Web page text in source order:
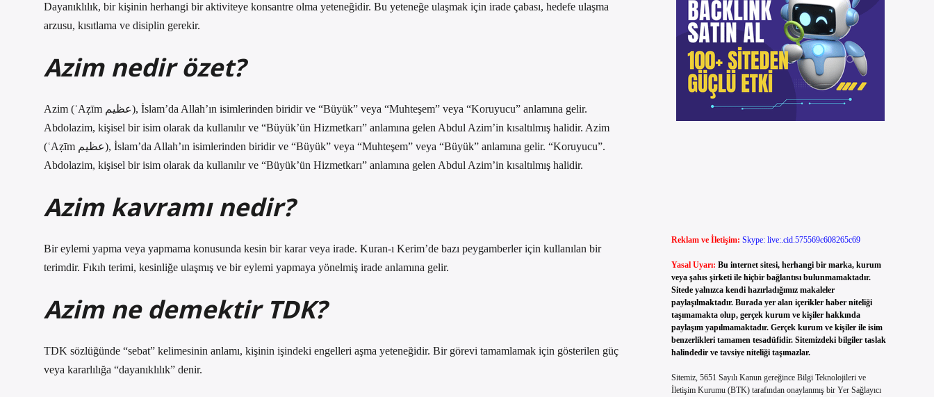
Dayanıklılık, bir kişinin herhangi bir aktiviteye konsantre olma yeteneğidir. Bu yeteneğe ulaşmak için irade çabası, hedefe ulaşma
arzusu, kısıtlama ve disiplin gerekir.
Azim nedir özet?
Azim (ʿAẓīm عظيم), İslam’da Allah’ın isimlerinden biridir ve “Büyük” veya “Muhteşem” veya “Koruyucu” anlamına gelir.
Abdolazim, kişisel bir isim olarak da kullanılır ve “Büyük’ün Hizmetkarı” anlamına gelen Abdul Azim’in kısaltılmış halidir. Azim
(ʿAẓīm عظيم), İslam’da Allah’ın isimlerinden biridir ve “Büyük” veya “Muhteşem” veya “Büyük” anlamına gelir. “Koruyucu”.
Abdolazim, kişisel bir isim olarak da kullanılır ve “Büyük’ün Hizmetkarı” anlamına gelen Abdul Azim’in kısaltılmış halidir.
Azim kavramı nedir?
Bir eylemi yapma veya yapmama konusunda kesin bir karar veya irade. Kuran-ı Kerim’de bazı peygamberler için kullanılan bir
terimdir. Fıkıh terimi, kesinliğe ulaşmış ve bir eylemi yapmaya yönelmiş irade anlamına gelir.
Azim ne demektir TDK?
TDK sözlüğünde “sebat” kelimesinin anlamı, kişinin işindeki engelleri aşma yeteneğidir. Bir görevi tamamlamak için gösterilen güç
veya kararlılığa “dayanıklılık” denir.
Reklam ve İletişim: Skype: live:.cid.575569c608265c69
Yasal Uyarı: Bu internet sitesi, herhangi bir marka, kurum
veya şahıs şirketi ile hiçbir bağlantısı bulunmamaktadır.
Sitede yalnızca kendi hazırladığımız makaleler
paylaşılmaktadır. Burada yer alan içerikler haber niteliği
taşımamakta olup, gerçek kurum ve kişiler hakkında
paylaşım yapılmamaktadır. Gerçek kurum ve kişiler ile isim
benzerlikleri tamamen tesadüfidir. Sitemizdeki bilgiler taslak
halindedir ve tavsiye niteliği taşımazlar.
Sitemiz, 5651 Sayılı Kanun gereğince Bilgi Teknolojileri ve
İletişim Kurumu (BTK) tarafından onaylanmış bir Yer Sağlayıcı